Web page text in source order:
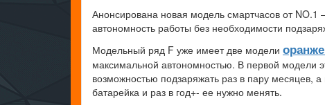
Анонсирована новая модель смартчасов от
автономность работы без необходимости
Модельный ряд F уже имеет две модели
максимальной автономностью. В первой модели
возможностью подзаряжать раз в пару месяцев,
батарейка и раз в год+- ее нужно менять.